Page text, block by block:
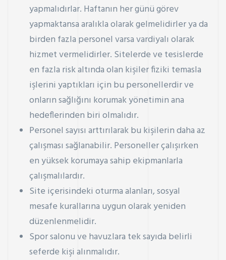
yapmalıdırlar. Haftanın her günü görev
yapmaktansa aralıkla olarak gelmelidirler ya da
birden fazla personel varsa vardiyalı olarak
hizmet vermelidirler. Sitelerde ve tesislerde
en fazla risk altında olan kişiler fiziki temasla
işlerini yaptıkları için bu personellerdir ve
onların sağlığını korumak yönetimin ana
hedeflerinden biri olmalıdır.
Personel sayısı arttırılarak bu kişilerin daha az
çalışması sağlanabilir. Personeller çalışırken
en yüksek korumaya sahip ekipmanlarla
çalışmalılardır.
Site içerisindeki oturma alanları, sosyal
mesafe kurallarına uygun olarak yeniden
düzenlenmelidir.
Spor salonu ve havuzlara tek sayıda belirli
seferde kişi alınmalıdır.